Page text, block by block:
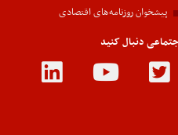
پیشخوان روزنامه‌های اقتصادی
دنبال کنید